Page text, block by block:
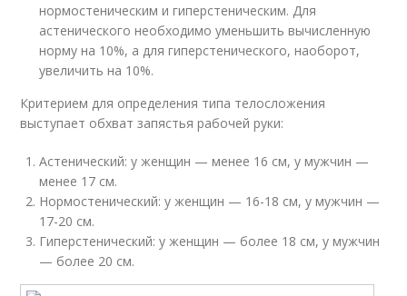
нормостеническим и гиперстеническим. Для
астенического необходимо уменьшить вычисленную
норму на 10%, а для гиперстенического, наоборот,
увеличить на 10%.
Критерием для определения типа телосложения
выступает обхват запястья рабочей руки:
Астенический: у женщин — менее 16 см, у мужчин —
менее 17 см.
Нормостенический: у женщин — 16-18 см, у мужчин —
17-20 см.
Гиперстенический: у женщин — более 18 см, у мужчин
— более 20 см.